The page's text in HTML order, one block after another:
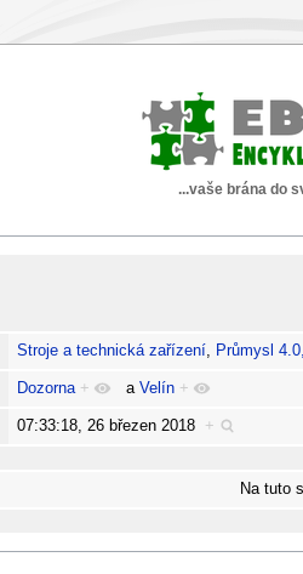
...vaše brána do
Stroje a technická zařízení, Průmysl
Dozorna + aVelín +
07:33:18, 26 březen 2018 +
Na tuto